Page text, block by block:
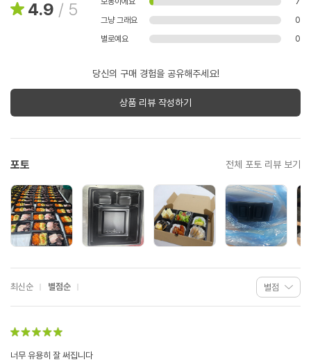
4.9 / 5
그냥 그래요
0
별로예요
0
당신의 구매 경험을 공유해주세요!
상품 리뷰 작성하기
포토 전체 포토 리뷰 보기
최신순 별점순
너무 유용히 잘 써집니다